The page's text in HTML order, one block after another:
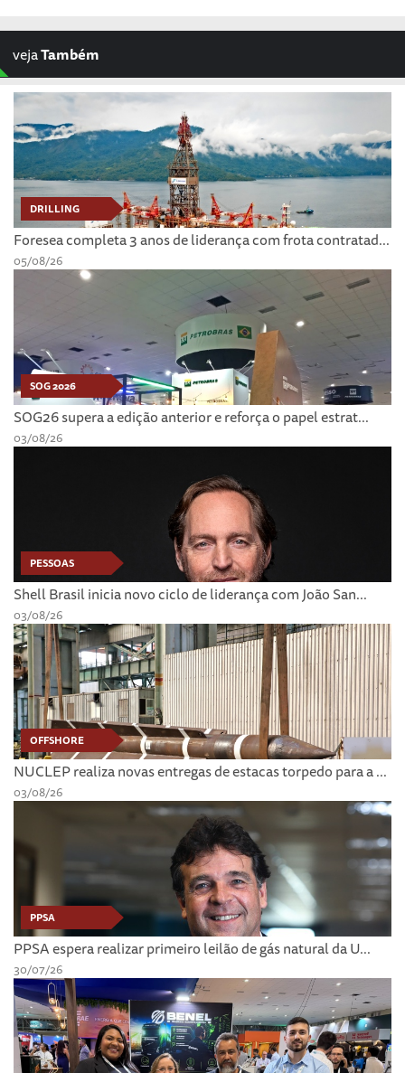
vejaTambém
DRILLING
Foresea completa 3 anos de liderança com frota contratad...
05/08/26
SOG 2026
SOG26 supera a edição anterior e reforça o papel estrat...
03/08/26
PESSOAS
Shell Brasil inicia novo ciclo de liderança com João San...
03/08/26
OFFSHORE
NUCLEP realiza novas entregas de estacas torpedo para a ...
03/08/26
PPSA
PPSA espera realizar primeiro leilão de gás natural da U...
30/07/26